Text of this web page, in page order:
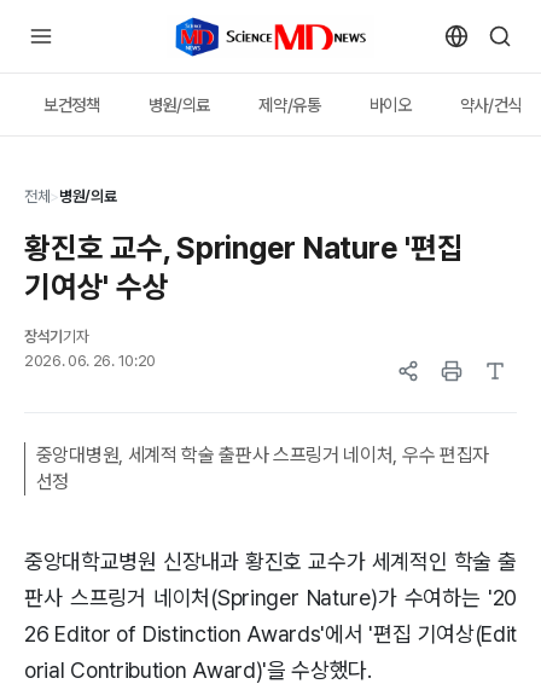
보건정책 병원/의료 제약/유통 바이오 약사/건식
전체 >병원/의료
황진호 교수, Springer Nature '편집
기여상' 수상
장석기기자
2026. 06. 26. 10:20
중앙대병원, 세계적 학술 출판사 스프링거 네이처, 우수 편집자
선정
중앙대학교병원 신장내과 황진호 교수가 세계적인 학술 출
판사 스프링거 네이처(Springer Nature)가 수여하는 '20
26 Editor of Distinction Awards'에서 '편집 기여상(Edit
orial Contribution Award)'을 수상했다.